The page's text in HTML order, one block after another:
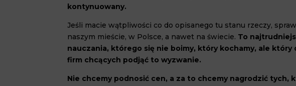
kontynuowany.
Jeśli macie wątpliwości co do opisanego tu stanu rzeczy,
naszym mieście, w Polsce, a nawet na świecie. To
nauczania, którego się nie boimy, który kochamy, ale
firm chcących podjąć to wyzwanie.
Nie chcemy podnosić cen, a za to chcemy nagrodzić tych,